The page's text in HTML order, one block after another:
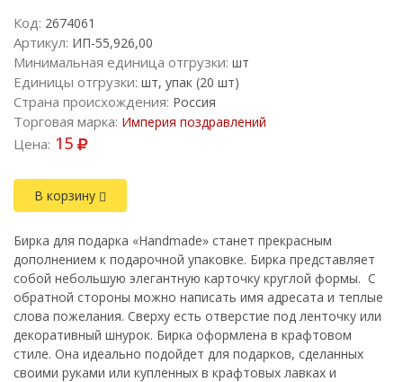
Код: 2674061
Артикул: ИП-55,926,00
Минимальная единица отгрузки: шт
Единицы отгрузки: шт, упак (20 шт)
Страна происхождения: Россия
Торговая марка: Империя поздравлений
Цена: 15
В корзину
Бирка для подарка «Handmade» станет прекрасным
дополнением к подарочной упаковке. Бирка представляет
собой небольшую элегантную карточку круглой формы. С
обратной стороны можно написать имя адресата и теплые
слова пожелания. Сверху есть отверстие под ленточку или
декоративный шнурок. Бирка оформлена в крафтовом
стиле. Она идеально подойдет для подарков, сделанных
своими руками или купленных в крафтовых лавках и